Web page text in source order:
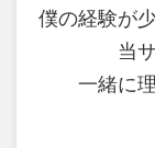
僕の経験が
当
一緒に